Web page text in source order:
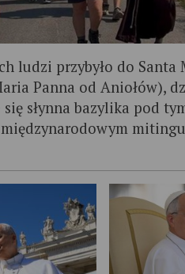
ludzi przybyło do
Panna od Aniołów),
słynna bazylika pod